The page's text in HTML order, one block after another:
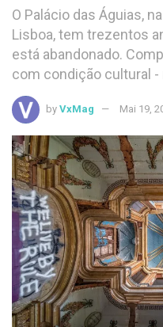
O Palácio das Águias,
Lisboa, tem trezentos
está abandonado.
com condição cultural -
by VxMag Mai 19,